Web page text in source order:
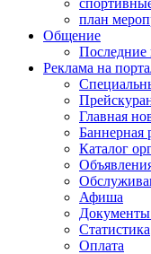
план
Общение
Последние
Реклама на
Главная
Баннерная
Каталог
Афиша
Документы
Статистика
Оплата